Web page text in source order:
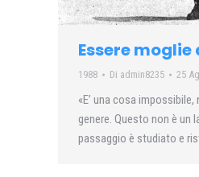
Essere
1988 Di admin8235 25
«E’ una cosa
genere. Questo non è un
passaggio è studiato e